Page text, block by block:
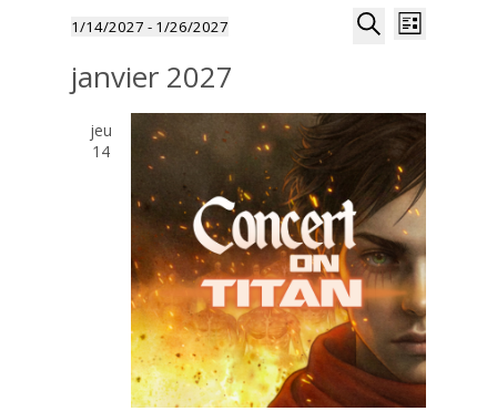
Recherche
de
vues
de
Liste
1/14/2027 - 1/26/2027
une
date.
janvier 2027
jeu
14